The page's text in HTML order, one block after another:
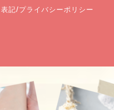
記/プライバシーポリシー